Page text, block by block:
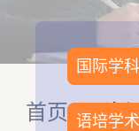
国际学科
语培学术
首页>资